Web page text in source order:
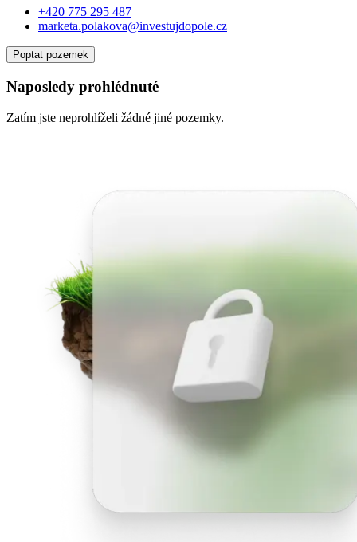
+420 775 295 487
marketa.polakova@investujdopole.cz
Poptat pozemek
Naposledy prohlédnuté
Zatím jste neprohlíželi žádné jiné pozemky.